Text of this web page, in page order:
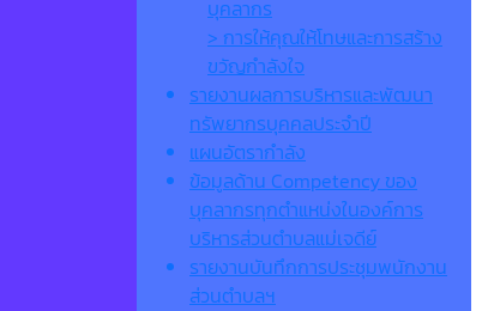
บุคลากร
> การให้คุณให้โทษและการสร้าง
ขวัญกำลังใจ
รายงานผลการบริหารและพัฒนา
ทรัพยากรบุคคลประจำปี
แผนอัตรากำลัง
ข้อมูลด้าน Competency ของ
บุคลากรทุกตำแหน่งในองค์การ
บริหารส่วนตำบลแม่เจดีย์
รายงานบันทึกการประชุมพนักงาน
ส่วนตำบลฯ